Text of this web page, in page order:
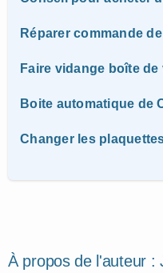
Réparer commande
Faire vidange boîte de
Boite automatique de
Changer les
À propos de l'auteur :